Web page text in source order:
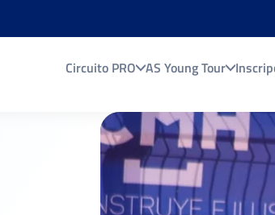
Circuito PRO AS Young Tour